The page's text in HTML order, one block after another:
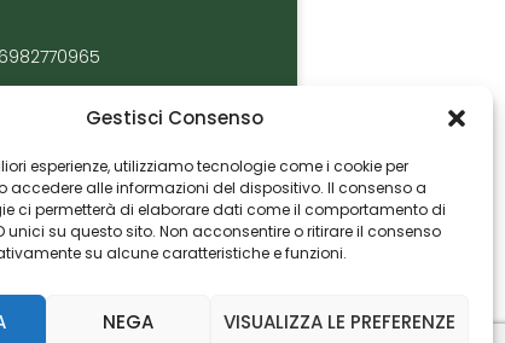
Gestisci Consenso
esperienze, utilizziamo tecnologie come i cookie per
accedere alle informazioni del dispositivo. Il consenso a
ci permetterà di elaborare dati come il comportamento di
unici su questo sito. Non acconsentire o ritirare il consenso
su alcune caratteristiche e funzioni.
NEGA VISUALIZZA LE PREFERENZE